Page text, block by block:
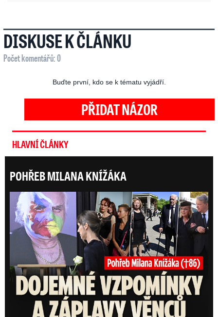
DISKUSE K ČLÁNKU
Počet komentářů: 0
Buďte první, kdo se k tématu vyjádří.
PŘIDAT NÁZOR
HLAVNÍ ČLÁNKY
POHŘEB MILANA KNÍŽÁKA